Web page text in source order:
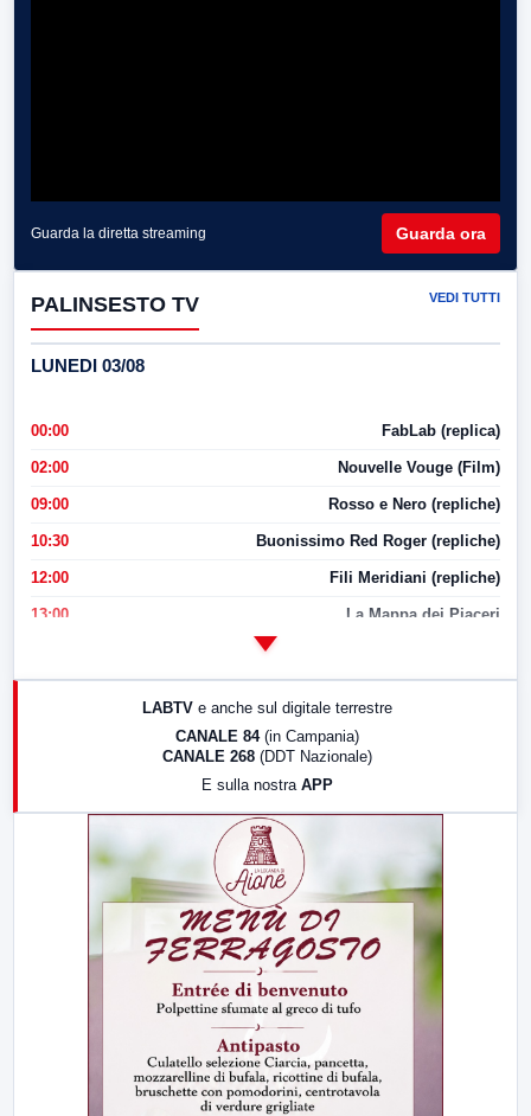
Guarda la diretta streaming Guarda ora
PALINSESTO TV VEDI TUTTI
LUNEDI 03/08
00:00 FabLab (replica)
02:00 Nouvelle Vouge (Film)
09:00 Rosso e Nero (repliche)
10:30 Buonissimo Red Roger (repliche)
12:00 Fili Meridiani (repliche)
13:00 La Mappa dei Piaceri
17:00 LabNews (replica)
LABTV e anche sul digitale terrestre
CANALE 84 (in Campania)
CANALE 268 (DDT Nazionale)
E sulla nostra APP